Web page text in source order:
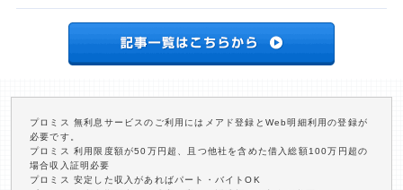
プロミス 無利息サービスのご利用にはメアド登録とWeb明細利用の登録が
必要です。
プロミス 利用限度額が50万円超、且つ他社を含めた借入総額100万円超の
場合収入証明必要
プロミス 安定した収入があればパート・バイトOK